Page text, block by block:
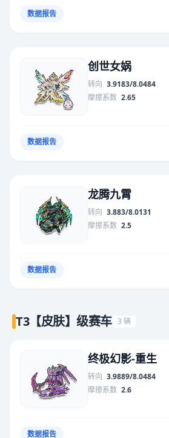
数据报告
创世女娲
转向 3.9183/8.0484
摩擦系数 2.65
数据报告
龙腾九霄
转向 3.883/8.0131
摩擦系数 2.5
数据报告
T3【皮肤】级赛车 3 辆
终极幻影-重生
转向 3.9889/8.0484
摩擦系数 2.6
数据报告